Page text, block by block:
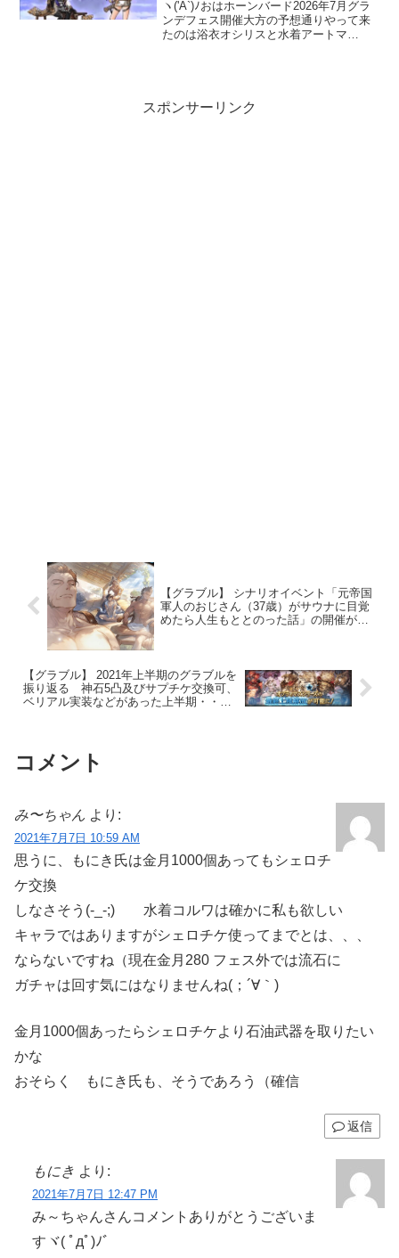
ヽ('A`)ﾉおはホーンバード2026年7月グラ
ンデフェス開催大方の予想通りやって来
たのは浴衣オシリスと水着アートマ
スポンサーリンク
【グラブル】 シナリオイベント「元帝国
軍人のおじさん（37歳）がサウナに目覚
めたら人生もととのった話」の開催があ
【グラブル】 2021年上半期のグラブルを
振り返る 神石5凸及びサプチケ交換可、
ベリアル実装などがあった上半期・・・
コメント
み〜ちゃん より:
2021年7月7日 10:59 AM
思うに、もにき氏は金月1000個あってもシェロチ
ケ交換
しなさそう(-_-;) 水着コルワは確かに私も欲しい
キャラではありますがシェロチケ使ってまでとは、、、
ならないですね（現在金月280 フェス外では流石に
ガチャは回す気にはなりませんね(；´∀｀)
金月1000個あったらシェロチケより石油武器を取りたい
かな
おそらく もにき氏も、そうであろう（確信
返信
もにき より:
2021年7月7日 12:47 PM
み～ちゃんさんコメントありがとうございま
すヾ( ﾟдﾟ)ﾉ゛